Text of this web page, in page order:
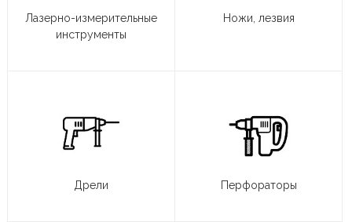
Лазерно-измерительные
инструменты
Ножи, лезвия
Дрели Перфораторы